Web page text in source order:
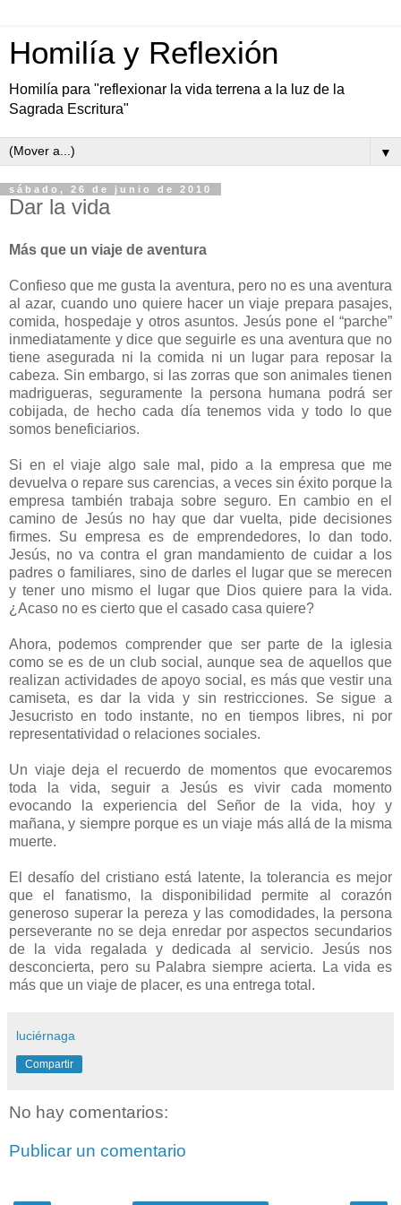
Homilía y Reflexión
Homilía para "reflexionar la vida terrena a la luz de la
Sagrada Escritura"
▼
sábado, 26 de junio de 2010
Dar la vida
Más que un viaje de aventura
Confieso que me gusta la aventura, pero no es una aventura
al azar, cuando uno quiere hacer un viaje prepara pasajes,
comida, hospedaje y otros asuntos. Jesús pone el “parche”
inmediatamente y dice que seguirle es una aventura que no
tiene asegurada ni la comida ni un lugar para reposar la
cabeza. Sin embargo, si las zorras que son animales tienen
madrigueras, seguramente la persona humana podrá ser
cobijada, de hecho cada día tenemos vida y todo lo que
somos beneficiarios.
Si en el viaje algo sale mal, pido a la empresa que me
devuelva o repare sus carencias, a veces sin éxito porque la
empresa también trabaja sobre seguro. En cambio en el
camino de Jesús no hay que dar vuelta, pide decisiones
firmes. Su empresa es de emprendedores, lo dan todo.
Jesús, no va contra el gran mandamiento de cuidar a los
padres o familiares, sino de darles el lugar que se merecen
y tener uno mismo el lugar que Dios quiere para la vida.
¿Acaso no es cierto que el casado casa quiere?
Ahora, podemos comprender que ser parte de la iglesia
como se es de un club social, aunque sea de aquellos que
realizan actividades de apoyo social, es más que vestir una
camiseta, es dar la vida y sin restricciones. Se sigue a
Jesucristo en todo instante, no en tiempos libres, ni por
representatividad o relaciones sociales.
Un viaje deja el recuerdo de momentos que evocaremos
toda la vida, seguir a Jesús es vivir cada momento
evocando la experiencia del Señor de la vida, hoy y
mañana, y siempre porque es un viaje más allá de la misma
muerte.
El desafío del cristiano está latente, la tolerancia es mejor
que el fanatismo, la disponibilidad permite al corazón
generoso superar la pereza y las comodidades, la persona
perseverante no se deja enredar por aspectos secundarios
de la vida regalada y dedicada al servicio. Jesús nos
desconcierta, pero su Palabra siempre acierta. La vida es
más que un viaje de placer, es una entrega total.
luciérnaga
Compartir
No hay comentarios:
Publicar un comentario